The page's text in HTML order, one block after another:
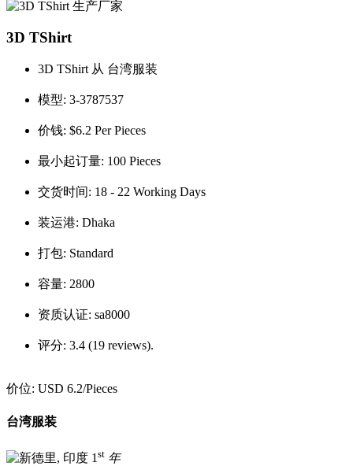
3D TShirt
3D TShirt 从 台湾服装
模型: 3-3787537
价钱: $6.2 Per Pieces
最小起订量: 100 Pieces
交货时间: 18 - 22 Working Days
装运港: Dhaka
打包: Standard
容量: 2800
资质认证: sa8000
评分: 3.4 (19 reviews).
价位: USD 6.2/Pieces
台湾服装
1 st 年